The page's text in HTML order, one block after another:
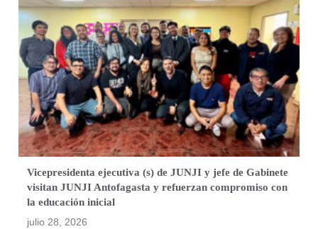
Vicepresidenta ejecutiva (s) de JUNJI y jefe de Gabinete
visitan JUNJI Antofagasta y refuerzan compromiso con
la educación inicial
julio 28, 2026